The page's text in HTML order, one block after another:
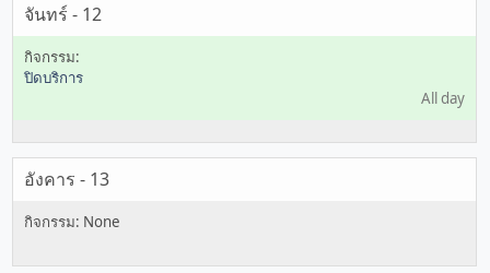
จันทร์ - 12
ปิดบริการ
All day
อังคาร - 13